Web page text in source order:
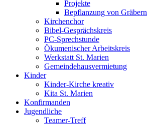
Projekte
Bepflanzung von Gräbern
Kirchenchor
Bibel-Gesprächskreis
PC-Sprechstunde
Ökumenischer Arbeitskreis
Werkstatt St. Marien
Gemeindehausvermietung
Kinder
Kinder-Kirche kreativ
Kita St. Marien
Konfirmanden
Jugendliche
Teamer-Treff